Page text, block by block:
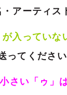
・アーティス
が入っていな
ってください
さい「ゥ」